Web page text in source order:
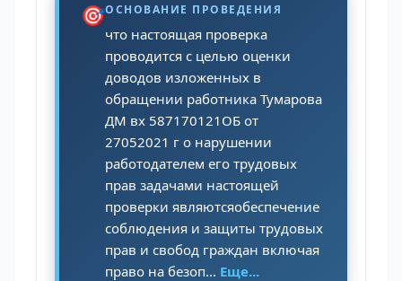
🎯ОСНОВАНИЕ ПРОВЕДЕНИЯ
что настоящая проверка
проводится с целью оценки
доводов изложенных в
обращении работника Тумарова
ДМ вх 587170121ОБ от
27052021 г о нарушении
работодателем его трудовых
прав задачами настоящей
проверки являютсяобеспечение
соблюдения и защиты трудовых
прав и свобод граждан включая
право на безоп... Еще...